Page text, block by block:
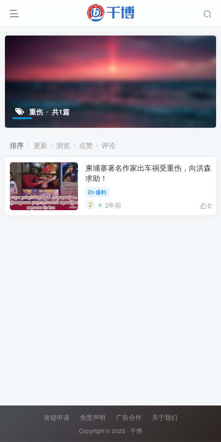
重伤 共1篇
排序 更新 浏览 点赞 评论
柬埔寨著名作家出车祸受重伤，向洪森
求助！
爆料
2年前 0
友链申请 免责声明 广告合作 关于我们
Copyright © 2025 · 千博